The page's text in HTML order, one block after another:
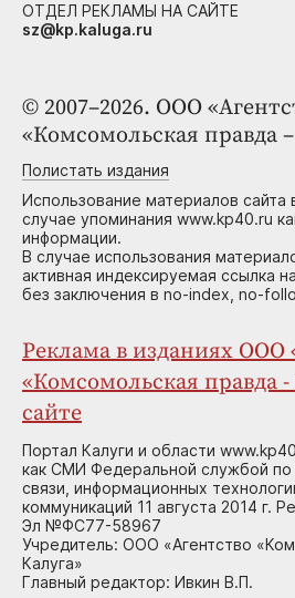
© 2007–2026. ООО
«Комсомольская правда
Полистать издания
Использование материалов сайта
случае упоминания www.kp40.ru
информации.
В случае использования
активная индексируемая ссылка
без заключения в no-index, no-
Реклама в изданиях ООО
«Комсомольская правда -
сайте
Портал Калуги и области
как СМИ Федеральной службой по
связи, информационных
коммуникаций 11 августа 2014 г.
Эл №ФС77-58967
Учредитель: ООО «Агентство
Калуга»
Главный редактор: Ивкин В.П.
ОТДЕЛ РЕКЛАМЫ НА САЙТЕ
sz@kp.kaluga.ru